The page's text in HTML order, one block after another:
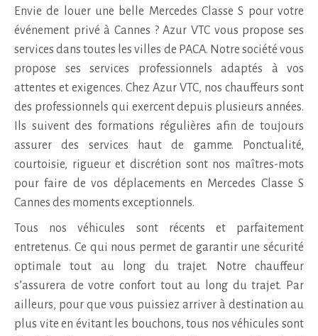
Envie de louer une belle Mercedes Classe S pour votre
événement privé à Cannes ? Azur VTC vous propose ses
services dans toutes les villes de PACA. Notre société vous
propose ses services professionnels adaptés à vos
attentes et exigences. Chez Azur VTC, nos chauffeurs sont
des professionnels qui exercent depuis plusieurs années.
Ils suivent des formations régulières afin de toujours
assurer des services haut de gamme. Ponctualité,
courtoisie, rigueur et discrétion sont nos maîtres-mots
pour faire de vos déplacements en Mercedes Classe S
Cannes des moments exceptionnels.
Tous nos véhicules sont récents et parfaitement
entretenus. Ce qui nous permet de garantir une sécurité
optimale tout au long du trajet. Notre chauffeur
s’assurera de votre confort tout au long du trajet. Par
ailleurs, pour que vous puissiez arriver à destination au
plus vite en évitant les bouchons, tous nos véhicules sont